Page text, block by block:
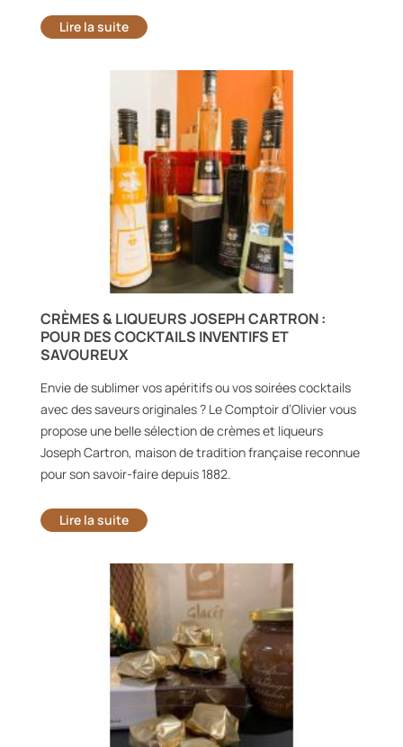
Lire la suite
CRÈMES & LIQUEURS JOSEPH CARTRON :
POUR DES COCKTAILS INVENTIFS ET
SAVOUREUX
Envie de sublimer vos apéritifs ou vos soirées cocktails
avec des saveurs originales ? Le Comptoir d’Olivier vous
propose une belle sélection de crèmes et liqueurs
Joseph Cartron, maison de tradition française reconnue
pour son savoir-faire depuis 1882.
Lire la suite